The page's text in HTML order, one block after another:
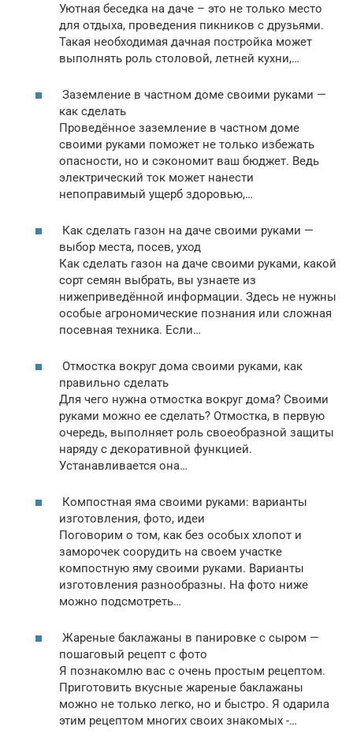
Уютная беседка на даче – это не только место
для отдыха, проведения пикников с друзьями.
Такая необходимая дачная постройка может
выполнять роль столовой, летней кухни,…
Заземление в частном доме своими руками —
как сделать
Проведённое заземление в частном доме
своими руками поможет не только избежать
опасности, но и сэкономит ваш бюджет. Ведь
электрический ток может нанести
непоправимый ущерб здоровью,…
Как сделать газон на даче своими руками —
выбор места, посев, уход
Как сделать газон на даче своими руками, какой
сорт семян выбрать, вы узнаете из
нижеприведённой информации. Здесь не нужны
особые агрономические познания или сложная
посевная техника. Если…
Отмостка вокруг дома своими руками, как
правильно сделать
Для чего нужна отмостка вокруг дома? Своими
руками можно ее сделать? Отмостка, в первую
очередь, выполняет роль своеобразной защиты
наряду с декоративной функцией.
Устанавливается она…
Компостная яма своими руками: варианты
изготовления, фото, идеи
Поговорим о том, как без особых хлопот и
заморочек соорудить на своем участке
компостную яму своими руками. Варианты
изготовления разнообразны. На фото ниже
можно подсмотреть…
Жареные баклажаны в панировке с сыром —
пошаговый рецепт с фото
Я познакомлю вас с очень простым рецептом.
Приготовить вкусные жареные баклажаны
можно не только легко, но и быстро. Я одарила
этим рецептом многих своих знакомых -…